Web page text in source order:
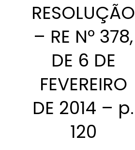
RESOLUÇÃO
– RE Nº 378,
DE 6 DE
FEVEREIRO
DE 2014 – p.
120